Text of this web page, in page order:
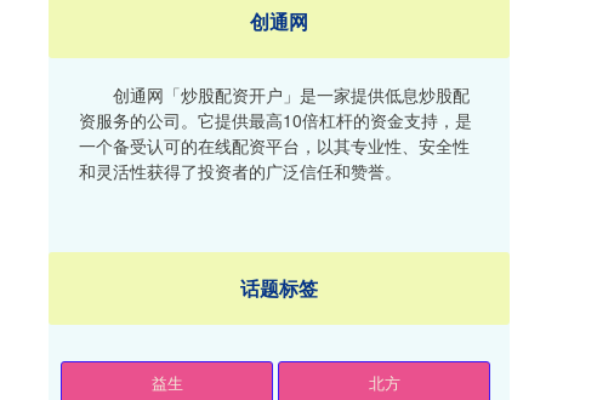
创通网
创通网「炒股配资开户」是一家提供低息炒股配
资服务的公司。它提供最高10倍杠杆的资金支持，是
一个备受认可的在线配资平台，以其专业性、安全性
和灵活性获得了投资者的广泛信任和赞誉。
话题标签
益生 北方